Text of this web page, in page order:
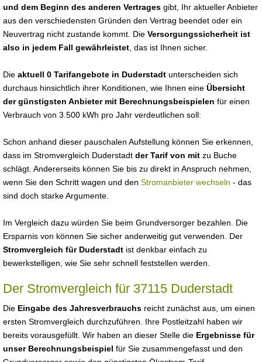
und dem Beginn des anderen Vertrages gibt, Ihr aktueller Anbieter
aus den verschiedensten Gründen den Vertrag beendet oder ein
Neuvertrag nicht zustande kommt. Die Versorgungssicherheit ist
also in jedem Fall gewährleistet , das ist Ihnen sicher.
Die aktuell 0 Tarifangebote in Duderstadt unterscheiden sich
durchaus hinsichtlich ihrer Konditionen, wie Ihnen eine Übersicht
der günstigsten Anbieter mit Berechnungsbeispielen für einen
Verbrauch von 3.500 kWh pro Jahr verdeutlichen soll:
Schon anhand dieser pauschalen Aufstellung können Sie erkennen,
dass im Stromvergleich Duderstadt der Tarif von mit zu Buche
schlägt. Andererseits können Sie bis zu direkt in Anspruch nehmen,
wenn Sie den Schritt wagen und den Stromanbieter wechseln - das
sind doch starke Argumente.
Im Vergleich dazu würden Sie beim Grundversorger bezahlen. Die
Ersparnis von können Sie sicher anderweitig gut verwenden. Der
Stromvergleich für Duderstadt ist denkbar einfach zu
bewerkstelligen, wie Sie sehr schnell feststellen werden.
Der Stromvergleich für 37115 Duderstadt
Die Eingabe des Jahresverbrauchs reicht zunächst aus, um einen
ersten Stromvergleich durchzuführen. Ihre Postleitzahl haben wir
bereits vorausgefüllt. Wir haben an dieser Stelle die Ergebnisse für
unser Berechnungsbeispiel für Sie zusammengefasst und den